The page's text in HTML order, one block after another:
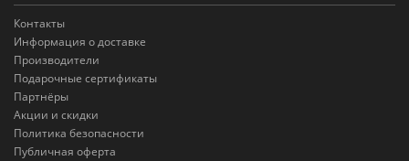
Контакты
Информация о доставке
Производители
Подарочные сертификаты
Партнёры
Акции и скидки
Политика безопасности
Публичная оферта